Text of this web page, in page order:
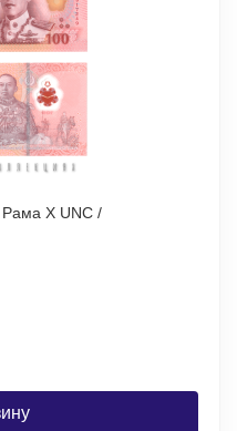
X UNC /